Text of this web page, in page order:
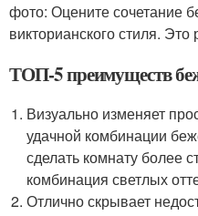
фото: Оцените сочетание
викторианского стиля. Это
ТОП-5 преимуществ
Визуально изменяет
удачной комбинации
сделать комнату более
комбинация светлых
Отлично скрывает